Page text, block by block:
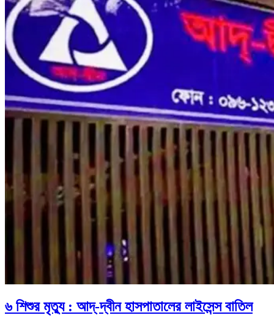
৬ শিশুর মৃত্যু : আদ্‌-দ্বীন হাসপাতালের লাইসেন্স বাতিল